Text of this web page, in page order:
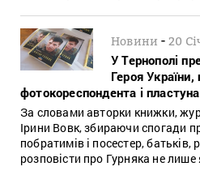
Новини -20
У Тернополі
Героя України,
фотокореспондента і
За словами авторки книжки,
Ірини Вовк, збираючи спогади
побратимів і посестер, батьків,
розповісти про Гурняка не лише